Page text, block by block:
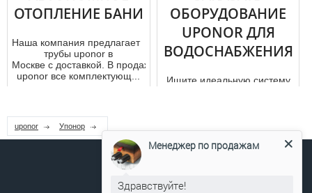
одной...
ОТОПЛЕНИЕ БАНИ
Наша компания предлагает купить
тpубы uponor в
Москве с доставкой. В продаже
uponor все комплектующ...
ОБОРУДОВАНИЕ
UPONOR ДЛЯ
ВОДОСНАБЖЕНИЯ
Ищите идеальную систему
uponor Упонор
Менеджер по продажам
Здравствуйте!